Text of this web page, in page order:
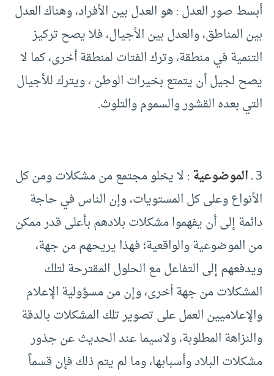
أبسط صور العدل : هو العدل بين الأفراد، وهناك العدل
بين المناطق، والعدل بين الأجيال، فلا يصح تركيز
التنمية في منطقة، وترك الفتات لمنطقة أخرى، كما لا
يصح لجيل أن يتمتع بخيرات الوطن ، ويترك للأجيال
التي بعده القشور والسموم والتلوث.
3 ـ الموضوعية: لا يخلو مجتمع من مشكلات ومن كل
الأنواع وعلى كل المستويات، وإن الناس في حاجة
دائمة إلى أن يفهموا مشكلات بلادهم بأعلى قدر ممكن
من الموضوعية والواقعية؛ فهذا يريحهم من جهة،
ويدفعهم إلى التفاعل مع الحلول المقترحة لتلك
المشكلات من جهة أخرى، وإن من مسؤولية الإعلام
والإعلاميين العمل على تصوير تلك المشكلات بالدقة
والنزاهة المطلوبة، ولاسيما عند الحديث عن جذور
مشكلات البلاد وأسبابها، وما لم يتم ذلك فإن قسماً